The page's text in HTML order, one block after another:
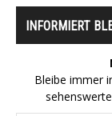
INFORMIERT
Bleibe immer